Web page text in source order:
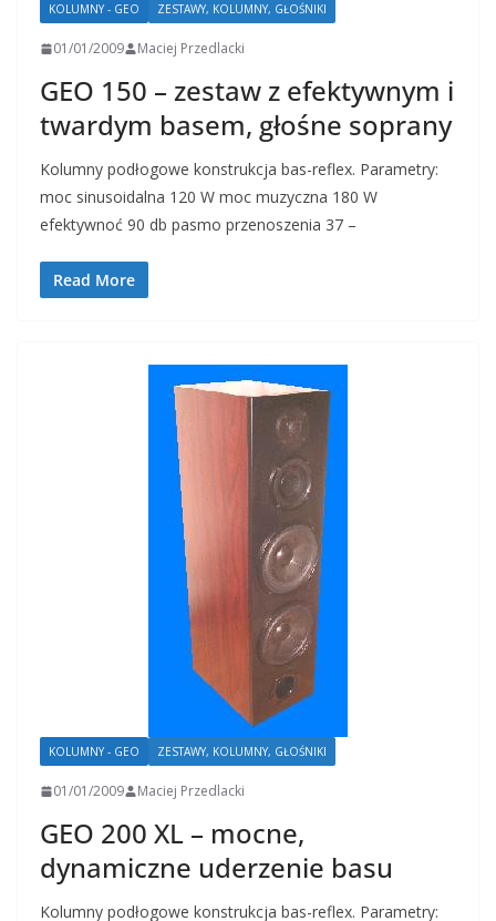
KOLUMNY - GEO ZESTAWY, KOLUMNY, GŁOŚNIKI
01/01/2009 Maciej Przedlacki
GEO 150 – zestaw z efektywnym i
twardym basem, głośne soprany
Kolumny podłogowe konstrukcja bas-reflex. Parametry:
moc sinusoidalna 120 W moc muzyczna 180 W
efektywnoć 90 db pasmo przenoszenia 37 –
Read More
KOLUMNY - GEO ZESTAWY, KOLUMNY, GŁOŚNIKI
01/01/2009 Maciej Przedlacki
GEO 200 XL – mocne,
dynamiczne uderzenie basu
Kolumny podłogowe konstrukcja bas-reflex. Parametry: